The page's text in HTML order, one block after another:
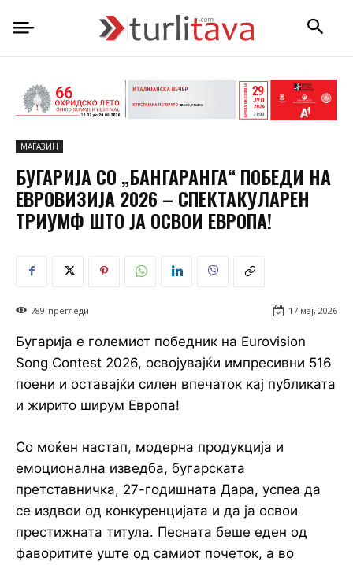
МАГАЗИН
БУГАРИЈА СО „БАНГАРАНГА“ ПОБЕДИ НА
ЕВРОВИЗИЈА 2026 – СПЕКТАКУЛАРЕН
ТРИУМФ ШТО ЈА ОСВОИ ЕВРОПА!
17 мај, 2026
789 прегледи
Бугарија е големиот победник на Eurovision
Song Contest 2026, освојувајќи импресивни 516
поени и оставајќи силен впечаток кај публиката
и жирито ширум Европа!
Со моќен настап, модерна продукција и
емоционална изведба, бугарската
претставничка, 27-годишната Дара, успеа да
се издвои од конкуренцијата и да ја освои
престижната титула. Песната беше еден од
фаворитите уште од самиот почеток, а во